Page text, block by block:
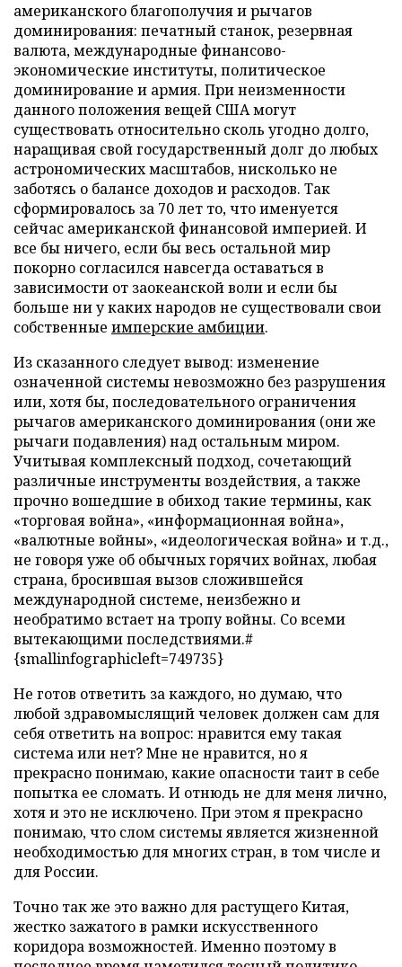
американского благополучия и рычагов
доминирования: печатный станок, резервная
валюта, международные финансово-
экономические институты, политическое
доминирование и армия. При неизменности
данного положения вещей США могут
существовать относительно сколь угодно долго,
наращивая свой государственный долг до любых
астрономических масштабов, нисколько не
заботясь о балансе доходов и расходов. Так
сформировалось за 70 лет то, что именуется
сейчас американской финансовой империей. И
все бы ничего, если бы весь остальной мир
покорно согласился навсегда оставаться в
зависимости от заокеанской воли и если бы
больше ни у каких народов не существовали свои
собственные имперские амбиции.
Из сказанного следует вывод: изменение
означенной системы невозможно без разрушения
или, хотя бы, последовательного ограничения
рычагов американского доминирования (они же
рычаги подавления) над остальным миром.
Учитывая комплексный подход, сочетающий
различные инструменты воздействия, а также
прочно вошедшие в обиход такие термины, как
«торговая война», «информационная война»,
«валютные войны», «идеологическая война» и т.д.,
не говоря уже об обычных горячих войнах, любая
страна, бросившая вызов сложившейся
международной системе, неизбежно и
необратимо встает на тропу войны. Со всеми
вытекающими последствиями.#
{smallinfographicleft=749735}
Не готов ответить за каждого, но думаю, что
любой здравомыслящий человек должен сам для
себя ответить на вопрос: нравится ему такая
система или нет? Мне не нравится, но я
прекрасно понимаю, какие опасности таит в себе
попытка ее сломать. И отнюдь не для меня лично,
хотя и это не исключено. При этом я прекрасно
понимаю, что слом системы является жизненной
необходимостью для многих стран, в том числе и
для России.
Точно так же это важно для растущего Китая,
жестко зажатого в рамки искусственного
коридора возможностей. Именно поэтому в